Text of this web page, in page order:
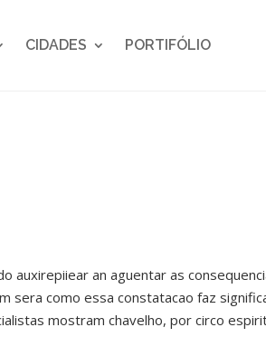
CIDADES PORTIFÓLIO
auxirepiiear an aguentar as
sera como essa constatacao faz
mostram chavelho, por circo